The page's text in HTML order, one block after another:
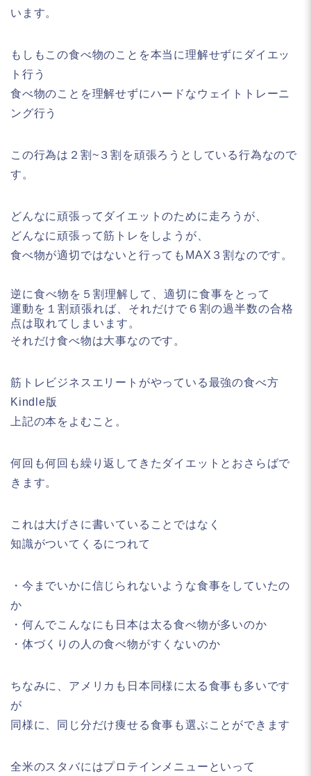
います。
もしもこの食べ物のことを本当に理解せずにダイエッ
ト行う
食べ物のことを理解せずにハードなウェイトトレーニ
ング行う
この行為は ２割~３割を頑張ろうとしている行為なので
す。
どんなに頑張ってダイエットのために走ろうが、
どんなに頑張って筋トレをしようが、
食べ物が適切ではないと行ってもMAX３割 なのです。
逆に食べ物を５割理解して、適切に食事をとって
運動を１割頑張れば、それだけで６割の過半数の合格
点は取れてしまいます。
それだけ食べ物は大事なのです。
筋トレビジネスエリートがやっている最強の食べ方
Kindle版
上記の本をよむこと。
何回も何回も繰り返してきたダイエットとおさらばで
きます。
これは大げさに書いていることではなく
知識がついてくるにつれて
・今までいかに信じられないような食事をしていたの
か
・何んでこんなにも日本は太る食べ物が多いのか
・体づくりの人の食べ物がすくないのか
ちなみに、アメリカも日本同様に太る食事も多いです
が
同様に、同じ分だけ痩せる食事も選ぶことができます
全米のスタバにはプロテインメニューといって